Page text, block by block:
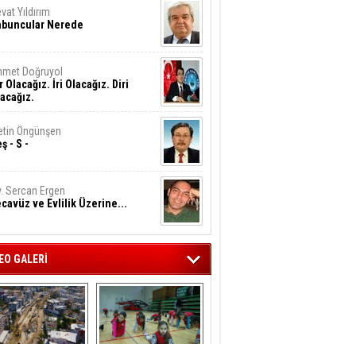
Yıldırım
Nerede
Doğruyol
Olacağız. İri Olacağız. Diri
Öngünşen
- S -
Sercan Ergen
ve Evlilik Üzerine...
GALERİ